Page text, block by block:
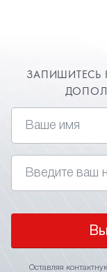
ЗАПИШИТЕСЬ
Оставляя